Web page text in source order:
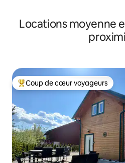
Locations moyenne
Coups de cœur voyageurs les
Coup de cœur voyageurs